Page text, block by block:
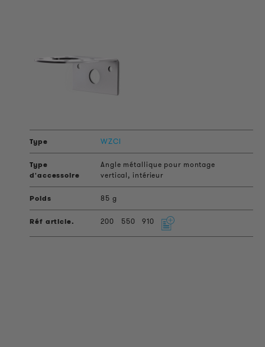
WZCI
Angle métallique pour montage
vertical, intérieur
85 g
200 550 910